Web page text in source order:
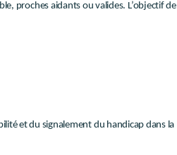
proches aidants ou valides. L’objectif de
et du signalement du handicap dans la